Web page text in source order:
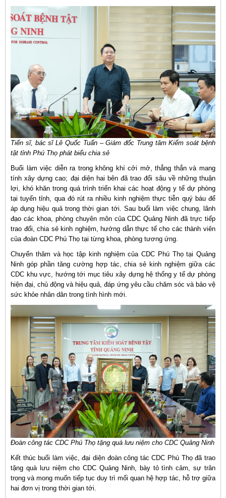
Tiến sĩ, bác sĩ Lê Quốc Tuấn – Giám đốc Trung tâm Kiểm soát bệnh
tật tỉnh Phú Thọ phát biểu chia sẻ
Buổi làm việc diễn ra trong không khí cởi mở, thẳng thắn và mang
tính xây dựng cao; đại diện hai bên đã trao đổi sâu về những thuận
lợi, khó khăn trong quá trình triển khai các hoạt động y tế dự phòng
tại tuyến tỉnh, qua đó rút ra nhiều kinh nghiệm thực tiễn quý báu để
áp dụng hiệu quả trong thời gian tới. Sau buổi làm việc chung, lãnh
đạo các khoa, phòng chuyên môn của CDC Quảng Ninh đã trực tiếp
trao đổi, chia sẻ kinh nghiệm, hướng dẫn thực tế cho các thành viên
của đoàn CDC Phú Thọ tại từng khoa, phòng tương ứng.
Chuyến thăm và học tập kinh nghiệm của CDC Phú Thọ tại Quảng
Ninh góp phần tăng cường hợp tác, chia sẻ kinh nghiệm giữa các
CDC khu vực, hướng tới mục tiêu xây dựng hệ thống y tế dự phòng
hiện đại, chủ động và hiệu quả, đáp ứng yêu cầu chăm sóc và bảo vệ
sức khỏe nhân dân trong tình hình mới.
Đoàn công tác CDC Phú Thọ tặng quà lưu niệm cho CDC Quảng Ninh
Kết thúc buổi làm việc, đại diện đoàn công tác CDC Phú Thọ đã trao
tặng quà lưu niệm cho CDC Quảng Ninh, bày tỏ tình cảm, sự trân
trọng và mong muốn tiếp tục duy trì mối quan hệ hợp tác, hỗ trợ giữa
hai đơn vị trong thời gian tới.